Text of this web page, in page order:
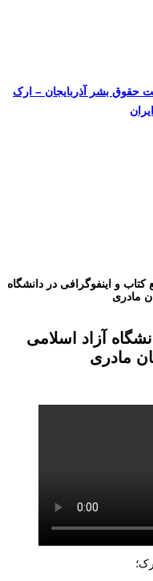
حقوق بشر آذربایجان – ارک
کتاب و اینفوگرافی در دانشگاه
مادری
آزاد اسلامی
مادری